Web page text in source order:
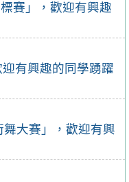
賽」，歡迎有興趣
迎有興趣的同學踴躍
舞大賽」，歡迎有興